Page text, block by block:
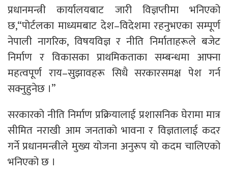
प्रधानमन्त्री कार्यालयबाट जारी विज्ञप्तीमा भनिएको
छ,“पोर्टलका माध्यमबाट देश–विदेशमा रहनुभएका सम्पूर्ण
नेपाली नागरिक, विषयविज्ञ र नीति निर्माताहरूले बजेट
निर्माण र विकासका प्राथमिकताका सम्बन्धमा आफ्ना
महत्वपूर्ण राय–सुझावहरू सिधै सरकारसमक्ष पेश गर्न
सक्नुहुनेछ ।”
सरकारको नीति निर्माण प्रक्रियालाई प्रशासनिक घेरामा मात्र
सीमित नराखी आम जनताको भावना र विज्ञतालाई कदर
गर्ने प्रधानमन्त्रीले मुख्य योजना अनुरूप यो कदम चालिएको
भनिएको छ ।